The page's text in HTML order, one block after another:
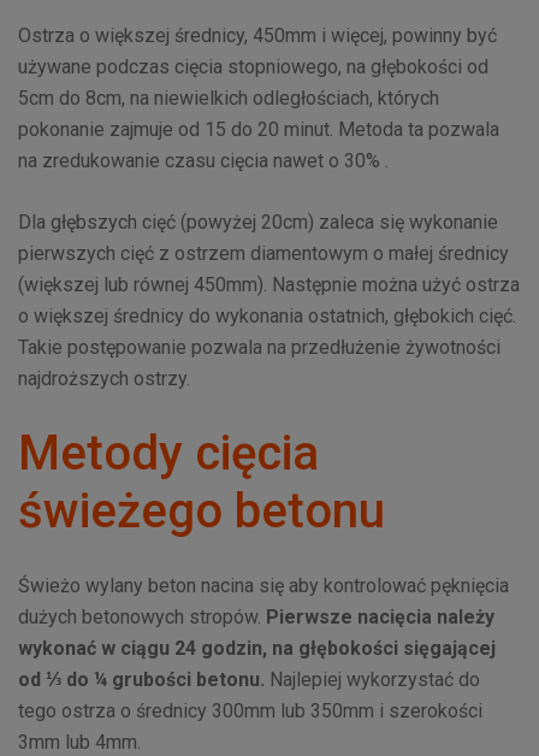
Ostrza o większej średnicy, 450mm i więcej, powinny być
używane podczas cięcia stopniowego, na głębokości od
5cm do 8cm, na niewielkich odległościach, których
pokonanie zajmuje od 15 do 20 minut. Metoda ta pozwala
na zredukowanie czasu cięcia nawet o 30% .
Dla głębszych cięć (powyżej 20cm) zaleca się wykonanie
pierwszych cięć z ostrzem diamentowym o małej średnicy
(większej lub równej 450mm). Następnie można użyć ostrza
o większej średnicy do wykonania ostatnich, głębokich cięć.
Takie postępowanie pozwala na przedłużenie żywotności
najdroższych ostrzy.
Metody cięcia
świeżego betonu
Świeżo wylany beton nacina się aby kontrolować pęknięcia
dużych betonowych stropów. Pierwsze nacięcia należy
wykonać w ciągu 24 godzin, na głębokości sięgającej
od ⅓ do ¼ grubości betonu. Najlepiej wykorzystać do
tego ostrza o średnicy 300mm lub 350mm i szerokości
3mm lub 4mm.